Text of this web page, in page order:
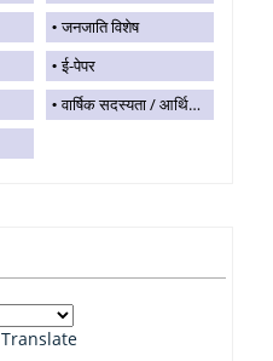
जनजाति विशेष
ई-पेपर
वार्षिक सदस्यता / आर्थिक सहयोग
Translate